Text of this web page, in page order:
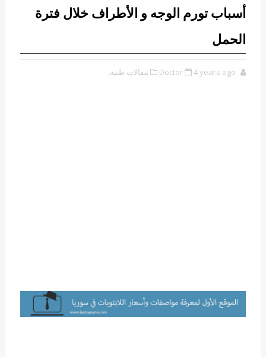
أسباب تورم الوجه و الأطراف خلال فترة
الحمل
Doctor 4 years ago مقالات طبية,